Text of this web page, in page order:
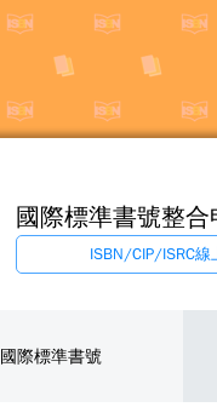
國際標準書號整合
ISBN/CIP/ISRC
國際標準書號